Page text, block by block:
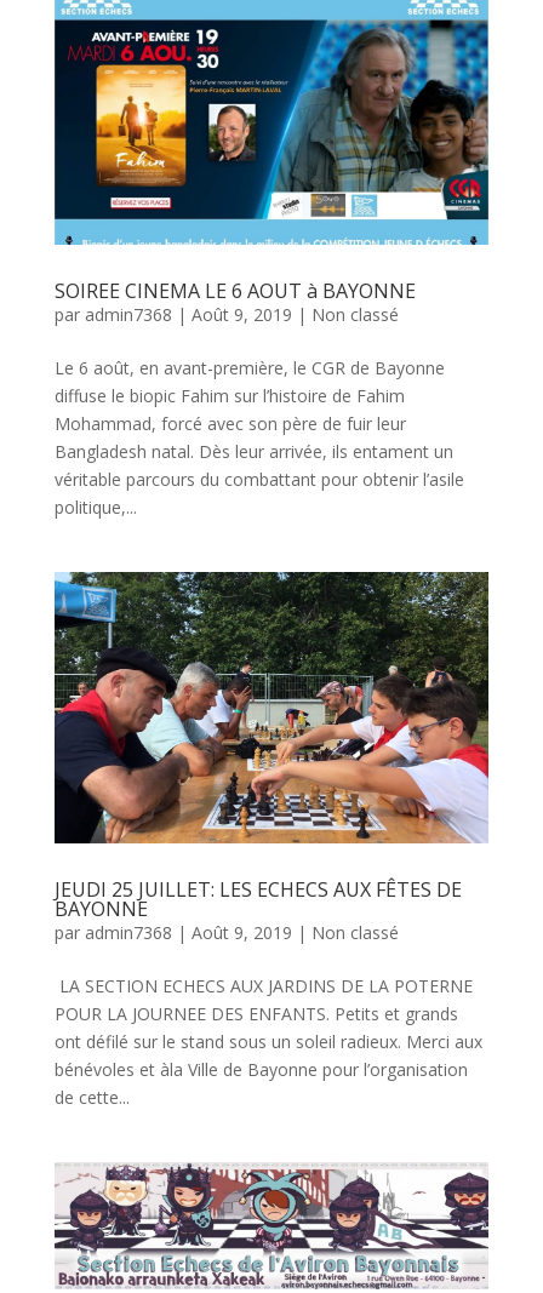
SOIREE CINEMA LE 6 AOUT à BAYONNE
par admin7368 | Août 9, 2019 | Non classé
Le 6 août, en avant-première, le CGR de Bayonne
diffuse le biopic Fahim sur l’histoire de Fahim
Mohammad, forcé avec son père de fuir leur
Bangladesh natal. Dès leur arrivée, ils entament un
véritable parcours du combattant pour obtenir l’asile
politique,...
JEUDI 25 JUILLET: LES ECHECS AUX FÊTES DE
BAYONNE
par admin7368 | Août 9, 2019 | Non classé
LA SECTION ECHECS AUX JARDINS DE LA POTERNE
POUR LA JOURNEE DES ENFANTS. Petits et grands
ont défilé sur le stand sous un soleil radieux. Merci aux
bénévoles et àla Ville de Bayonne pour l’organisation
de cette...